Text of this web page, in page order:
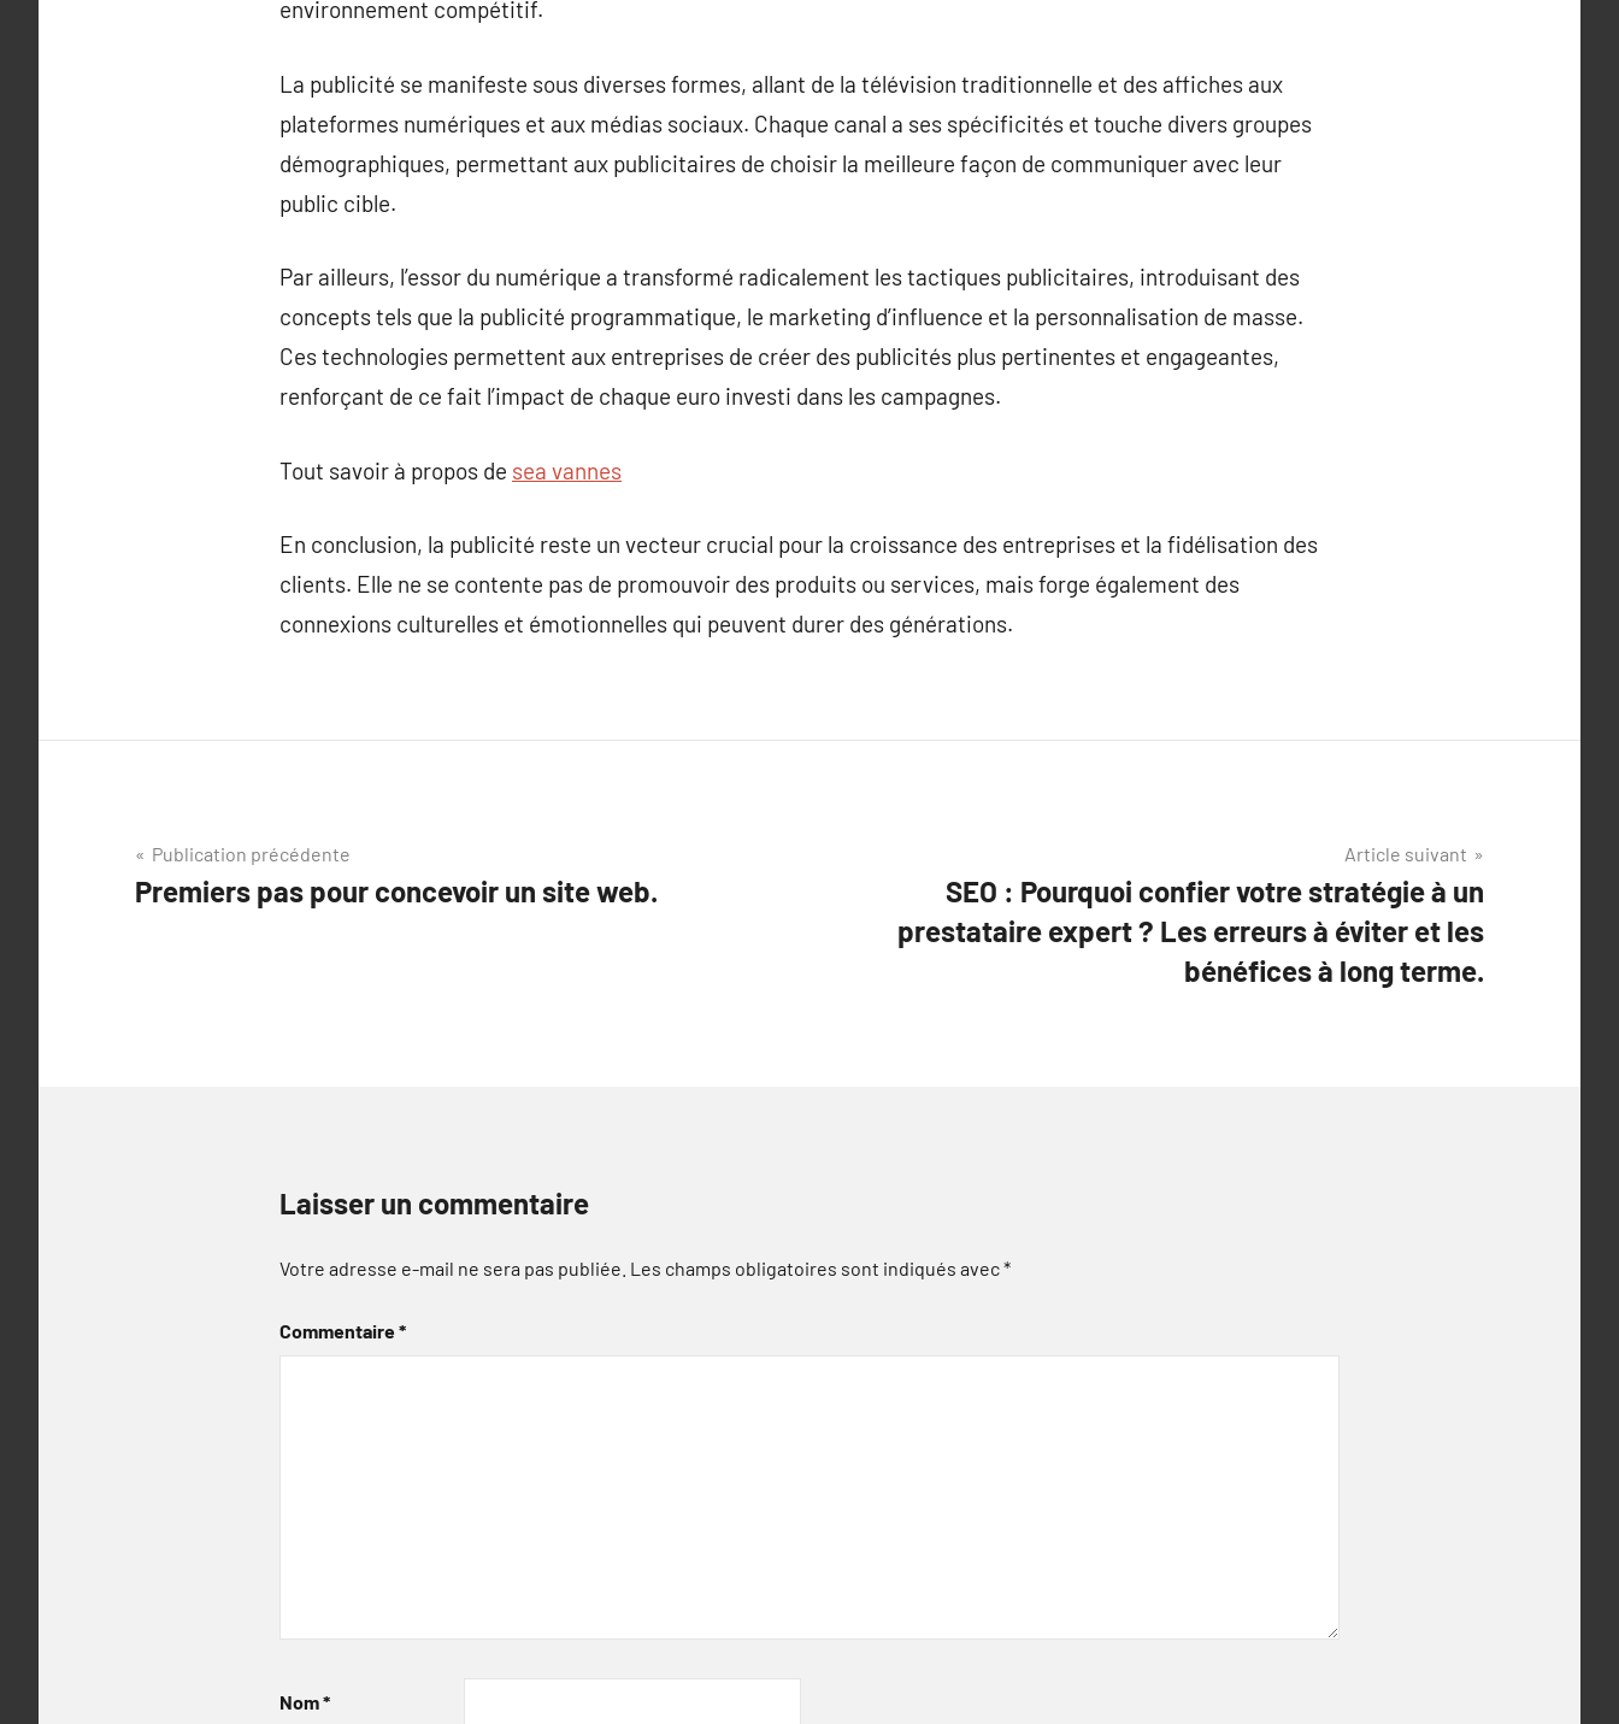
environnement compétitif.
La publicité se manifeste sous diverses formes, allant de la télévision traditionnelle et des affiches aux
plateformes numériques et aux médias sociaux. Chaque canal a ses spécificités et touche divers groupes
démographiques, permettant aux publicitaires de choisir la meilleure façon de communiquer avec leur
public cible.
Par ailleurs, l’essor du numérique a transformé radicalement les tactiques publicitaires, introduisant des
concepts tels que la publicité programmatique, le marketing d’influence et la personnalisation de masse.
Ces technologies permettent aux entreprises de créer des publicités plus pertinentes et engageantes,
renforçant de ce fait l’impact de chaque euro investi dans les campagnes.
Tout savoir à propos de sea vannes
En conclusion, la publicité reste un vecteur crucial pour la croissance des entreprises et la fidélisation des
clients. Elle ne se contente pas de promouvoir des produits ou services, mais forge également des
connexions culturelles et émotionnelles qui peuvent durer des générations.
Navigation
de
Publication précédente
Premiers pas pour concevoir un site web.
Article suivant
SEO : Pourquoi confier votre stratégie à un
prestataire expert ? Les erreurs à éviter et les
bénéfices à long terme.
Laisser un commentaire
Votre adresse e-mail ne sera pas publiée. Les champs obligatoires sont indiqués avec*
Commentaire*
Nom*